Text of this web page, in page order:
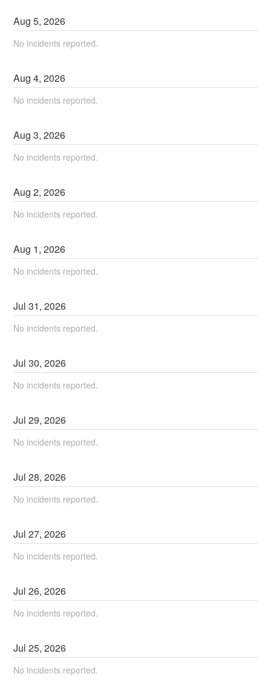
Aug5,2026
No incidents reported.
Aug4,2026
No incidents reported.
Aug3,2026
No incidents reported.
Aug2,2026
No incidents reported.
Aug 1,2026
No incidents reported.
Jul31,2026
No incidents reported.
Jul30,2026
No incidents reported.
Jul29,2026
No incidents reported.
Jul28,2026
No incidents reported.
Jul27,2026
No incidents reported.
Jul26,2026
No incidents reported.
Jul25,2026
No incidents reported.